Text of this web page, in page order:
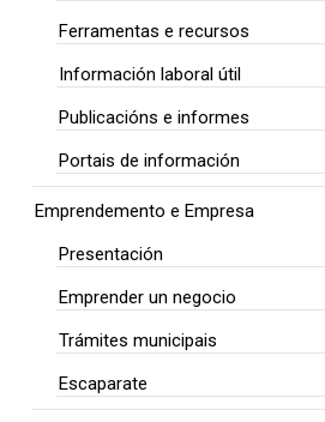
Ferramentas e recursos
Información laboral útil
Publicacións e informes
Portais de información
Emprendemento e Empresa
Presentación
Emprender un negocio
Trámites municipais
Escaparate